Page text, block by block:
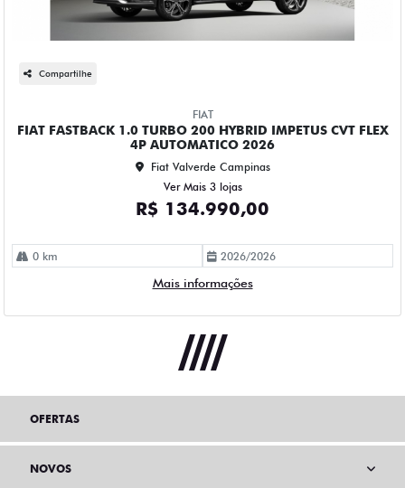
Compartilhe
FIAT FASTBACK 1.0 TURBO 200 HYBRID IMPETUS CVT FLEX
Fiat Valverde Campinas
Ver Mais 3 lojas
R$ 134.990,00
2026/2026
OFERTAS
NOVOS